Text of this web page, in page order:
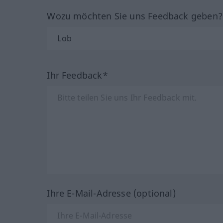
Wozu möchten Sie uns Feedback
Ihr Feedback*
Ihre E-Mail-Adresse (optional)